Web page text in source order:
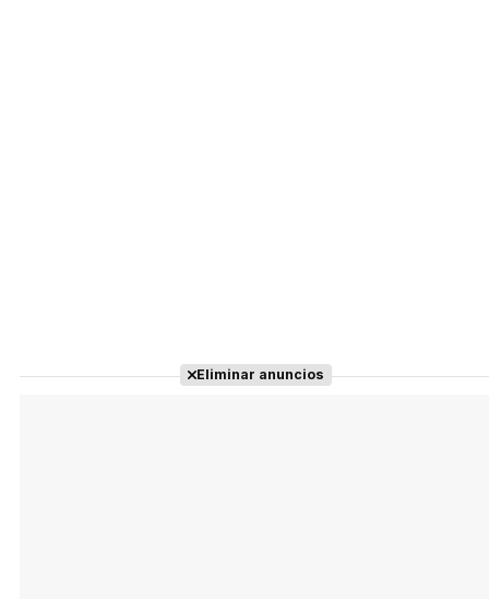
Eliminar anuncios